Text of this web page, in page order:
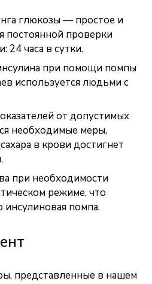
глюкозы — простое и
постоянной проверки
24 часа в сутки.
при помощи помпы
используется людьми с
от допустимых
необходимые меры,
в крови достигнет
при необходимости
режиме, что
инсулиновая помпа.
представленные в нашем